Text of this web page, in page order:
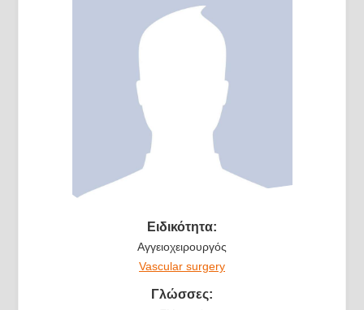
Ειδικότητα:
Αγγειοχειρουργός
Vascular surgery
Γλώσσες: